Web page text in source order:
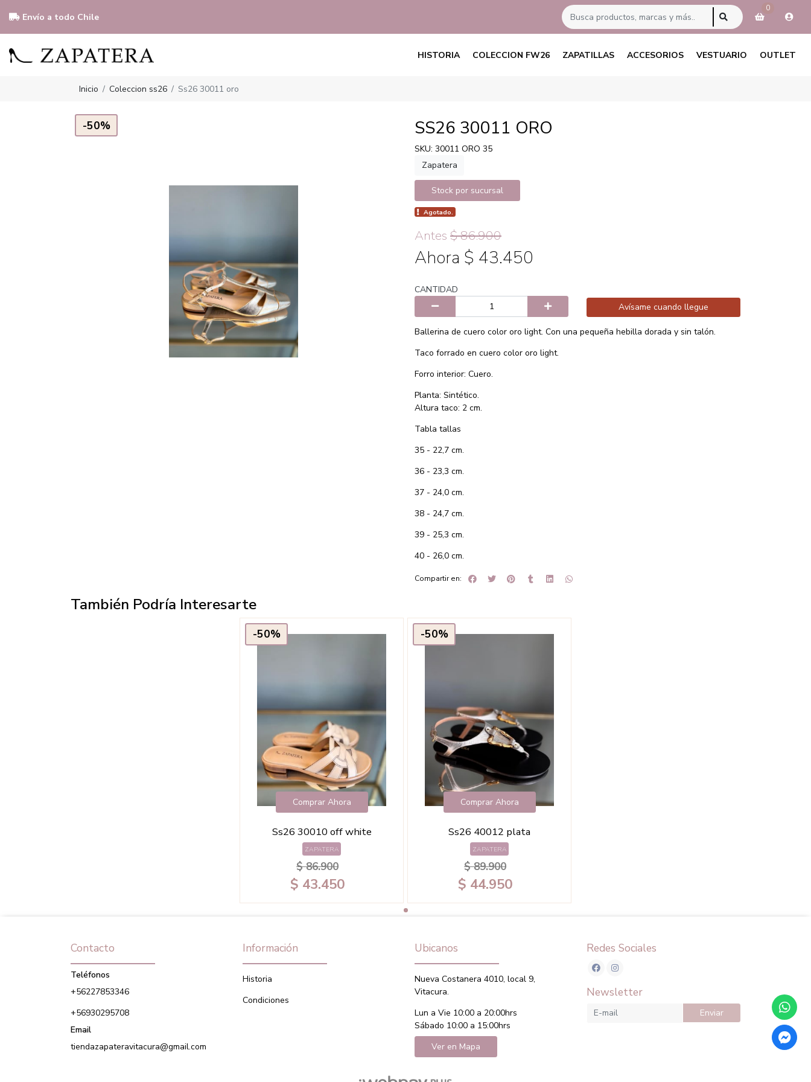
Envío a todo Chile
0
HISTORIA COLECCION FW26 ZAPATILLAS ACCESORIOS VESTUARIO OUTLET
Inicio Coleccion ss26 Ss26 30011 oro
-50% SS26 30011 ORO
SKU: 30011 ORO 35
Zapatera
Stock por sucursal
Agotado.
Antes $ 86.900
Ahora $ 43.450
CANTIDAD
Avísame cuando llegue
Ballerina de cuero color oro light. Con una pequeña hebilla dorada y sin talón.
Taco forrado en cuero color oro light.
Forro interior: Cuero.
Planta: Sintético.
Altura taco: 2 cm.
Tabla tallas
35 - 22,7 cm.
36 - 23,3 cm.
37 - 24,0 cm.
38 - 24,7 cm.
39 - 25,3 cm.
40 - 26,0 cm.
Compartir en:
También Podría Interesarte
-50%
Comprar Ahora
Ss26 30010 off white
ZAPATERA
$ 86.900
$ 43.450
-50%
Comprar Ahora
Ss26 40012 plata
ZAPATERA
$ 89.900
$ 44.950
Contacto
Teléfonos
+56227853346
+56930295708
Email
tiendazapateravitacura@gmail.com
Información
Historia
Condiciones
Ubicanos
Nueva Costanera 4010, local 9,
Vitacura.
Lun a Vie 10:00 a 20:00hrs
Sábado 10:00 a 15:00hrs
Ver en Mapa
Redes Sociales
Newsletter
Enviar